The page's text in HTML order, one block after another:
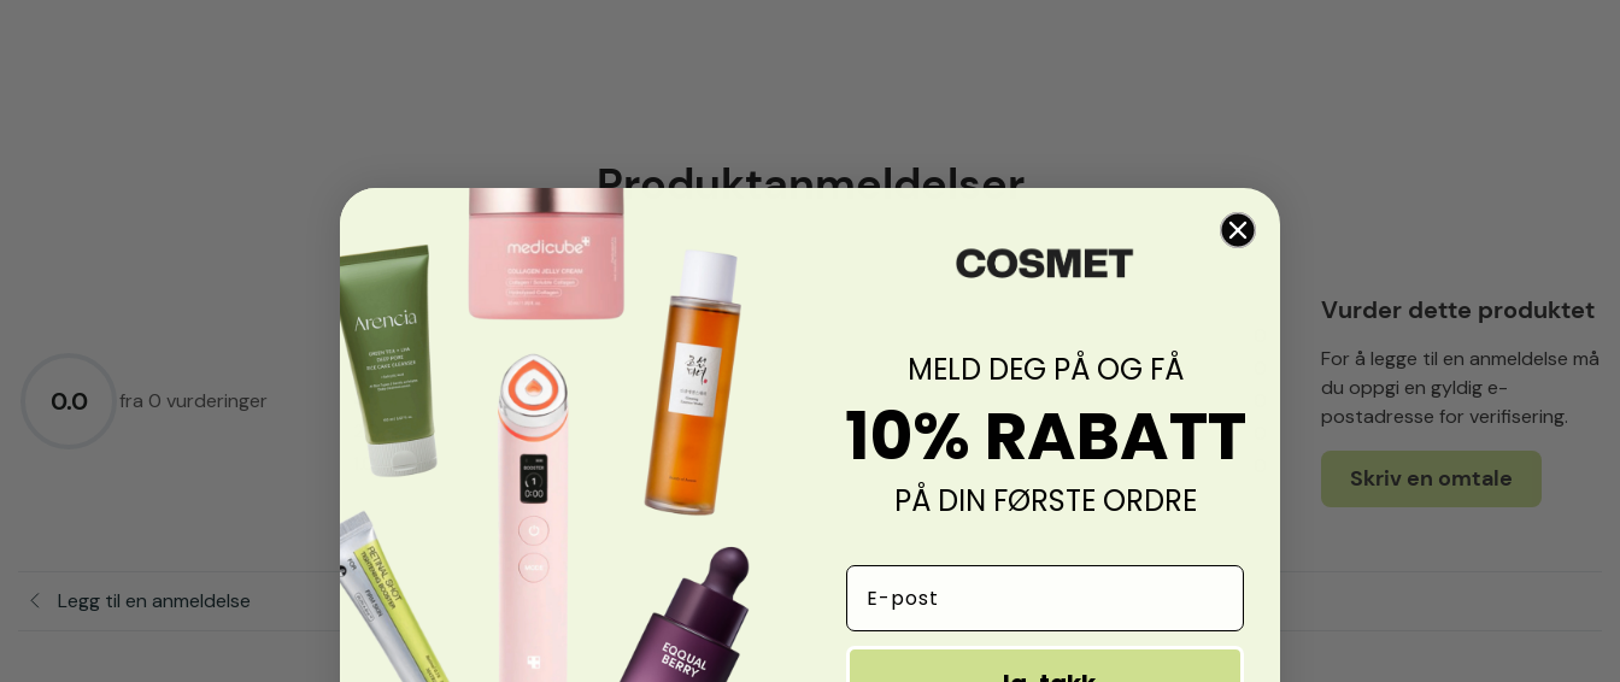
Produktanmeldelser
0.0 fra 0 vurderinger
5.0★
4.0★
3.0★
2.0
1.0
★
Vurder dette produktet
For å legge til en anmeldelse må
du oppgi en gyldig e-
postadresse for verifisering.
Skriv en omtale
Legg til en anmeldelse
MELD DEG PÅ OG FÅ
10% RABATT
PÅ DIN FØRSTE ORDRE
Email Address